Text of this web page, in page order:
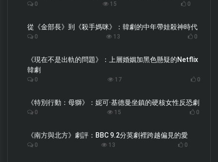
0 15 0
從《金部長》到《殺手媽咪》：韓劇的中年帶娃殺神時代
0 13 0
《現在不是出軌的問題》：上層婚姻加黑色懸疑的Netflix
韓劇
0 17 0
《特別行動：母獅》：妮可·基德曼坐鎮的硬核女性反恐劇
0 15 0
《南方與北方》劇評：BBC 9.2分英劇裡跨越偏見的愛
0 13 0